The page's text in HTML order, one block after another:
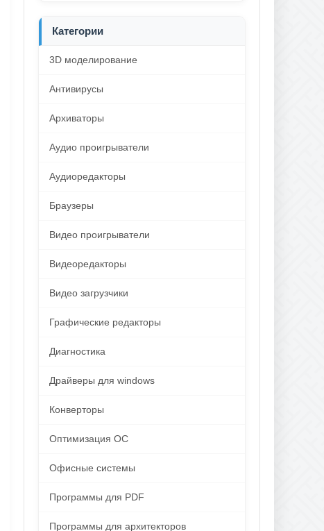
Категории
3D моделирование
Антивирусы
Архиваторы
Аудио проигрыватели
Аудиоредакторы
Браузеры
Видео проигрыватели
Видеоредакторы
Видео загрузчики
Графические редакторы
Диагностика
Драйверы для windows
Конверторы
Оптимизация ОС
Офисные системы
Программы для PDF
Программы для архитекторов